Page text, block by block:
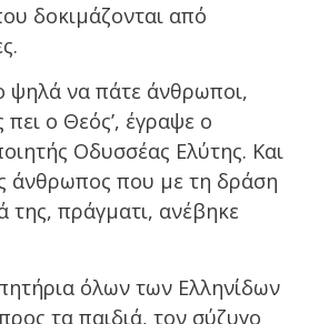
δοκιμάζονται από
ψηλά να πάτε άνθρωποι,
ο Θεός’, έγραψε ο
Οδυσσέας Ελύτης. Και
άνθρωπος που με τη δράση
της, πράγματι, ανέβηκε
όλων των Ελληνίδων
τα παιδιά, τον σύζυγο